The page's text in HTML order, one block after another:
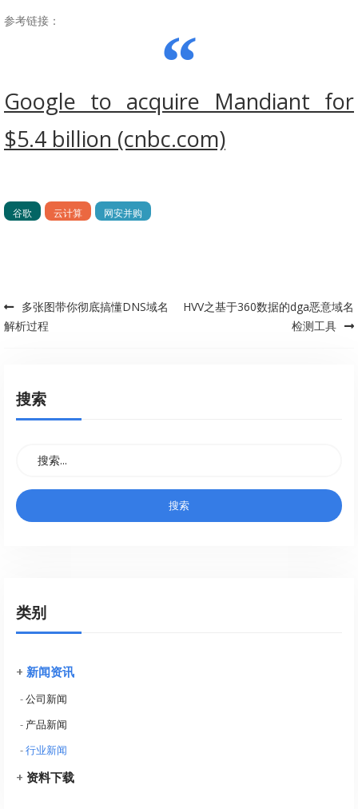
参考链接：
Google to acquire Mandiant for
$5.4 billion (cnbc.com)
谷歌 云计算 网安并购
Post navigation
多张图带你彻底搞懂DNS域名
解析过程
HVV之基于360数据的dga恶意域名
检测工具
搜索
类别
+ 新闻资讯
-公司新闻
- 产品新闻
-行业新闻
+ 资料下载